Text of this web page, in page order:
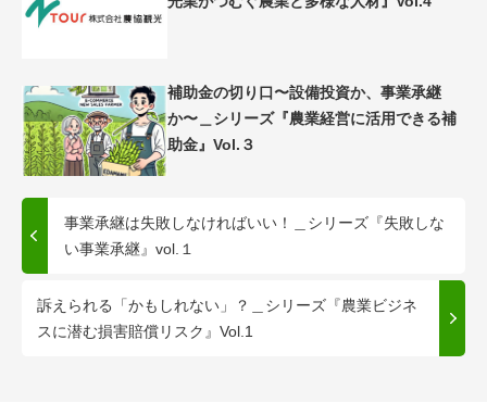
補助金の切り口〜設備投資か、事業承継
か〜＿シリーズ『農業経営に活用できる補
助金』Vol.３
事業承継は失敗しなければいい！＿シリーズ『失敗しな
い事業承継』vol.１
訴えられる「かもしれない」？＿シリーズ『農業ビジネ
スに潜む損害賠償リスク』Vol.1